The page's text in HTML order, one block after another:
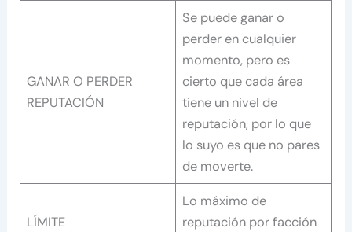
GANAR O PERDER
REPUTACIÓN
Se puede ganar o
perder en cualquier
momento, pero es
cierto que cada área
tiene un nivel de
reputación, por lo que
lo suyo es que no pares
de moverte.
LÍMITE
Lo máximo de
reputación por facción